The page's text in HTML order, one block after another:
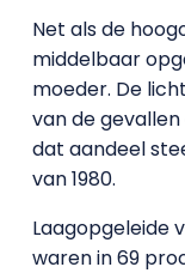
Net als de
middelbaar
moeder. De
van de
dat aandeel
van 1980.
Laagopgeleide
waren in 69